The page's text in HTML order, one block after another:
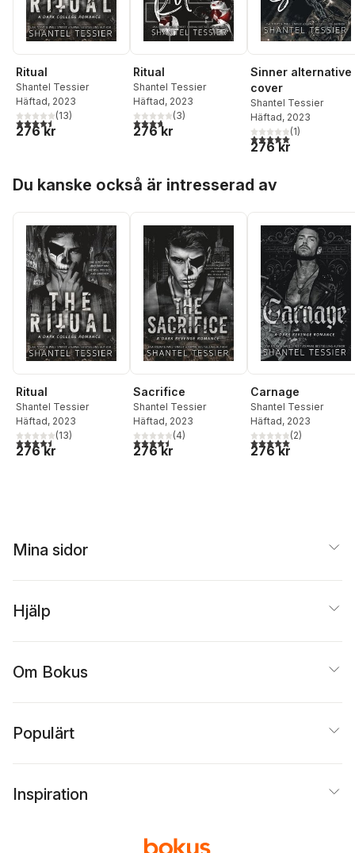
Ritual
Shantel Tessier
Häftad, 2023
4,5utav 5 stjärnor. Totalt antal röster:
(13)
276 kr
Ritual
Shantel Tessier
Häftad, 2023
3,7utav 5 stjärnor. Totalt antal röster:
(3)
276 kr
Sinner alternative
cover
Shantel Tessier
Häftad, 2023
5,0utav 5 stjärnor.
(1)
276 kr
Du kanske också är intresserad av
Ritual
Shantel Tessier
Häftad, 2023
4,5utav 5 stjärnor. Totalt antal röster:
(13)
276 kr
Sacrifice
Shantel Tessier
Häftad, 2023
4,5utav 5 stjärnor. Totalt antal röster:
(4)
276 kr
Carnage
Shantel Tessier
Häftad, 2023
5,0utav 5 stjärnor.
(2)
276 kr
Mina sidor
Hjälp
Om Bokus
Populärt
Inspiration